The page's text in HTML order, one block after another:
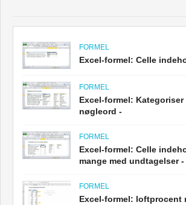
FORMEL
Excel-formel: Celle
FORMEL
Excel-formel: Kategoriser
nøgleord -
FORMEL
Excel-formel: Celle
mange med undtagelser -
FORMEL
Excel-formel: loftprocent